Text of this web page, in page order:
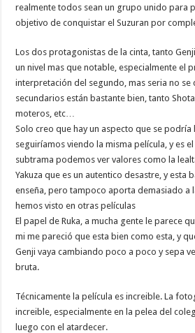
realmente todos sean un grupo unido para
objetivo de conquistar el Suzuran por
Los dos protagonistas de la cinta, tanto
un nivel mas que notable, especialmente el
interpretación del segundo, mas seria no se
secundarios están bastante bien, tanto
moteros, etc…
Solo creo que hay un aspecto que se
seguiríamos viendo la misma película, y es el
subtrama podemos ver valores como la
Yakuza que es un autentico desastre, y esta
enseña, pero tampoco aporta demasiado a
hemos visto en otras películas
El papel de Ruka, a mucha gente le parece
mi me pareció que esta bien como esta, y
Genji vaya cambiando poco a poco y sepa
bruta.
Técnicamente la película es increible. La
increible, especialmente en la pelea del
luego con el atardecer.